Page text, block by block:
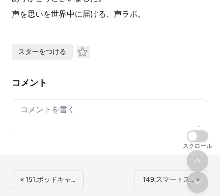
声を思いを世界中に届ける、声ラボ。
スターをつける
コメント
Your comment
« 151.ポッドキャ… 149.スマートス… »
スクロール